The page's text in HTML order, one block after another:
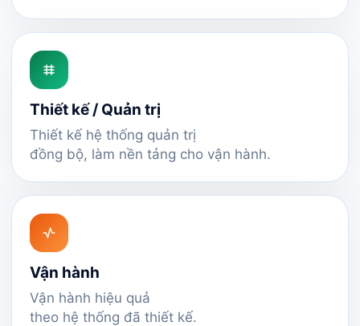
Thiết kế / Quản trị
Thiết kế hệ thống quản trị
đồng bộ, làm nền tảng cho vận hành.
Vận hành
Vận hành hiệu quả
theo hệ thống đã thiết kế.